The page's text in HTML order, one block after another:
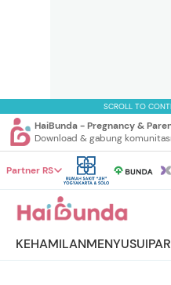
SCROLL TO
HaiBunda - Pregnancy &
Download & gabung
Partner RS
KEHAMILANMENYUSUI